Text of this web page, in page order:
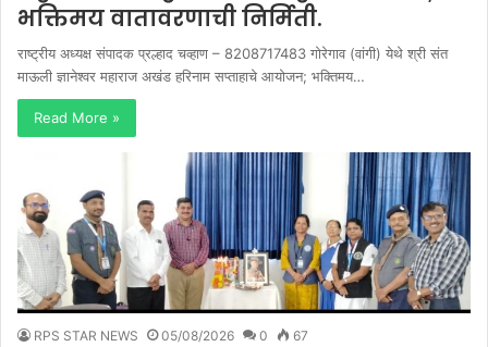
भक्तिमय वातावरणाची निर्मिती.
राष्ट्रीय अध्यक्ष संपादक प्रल्हाद चव्हाण – 8208717483 गोरेगाव (वांगी) येथे श्री संत
माऊली ज्ञानेश्वर महाराज अखंड हरिनाम सप्ताहाचे आयोजन; भक्तिमय…
Read More »
RPS STAR NEWS 05/08/2026 0 67